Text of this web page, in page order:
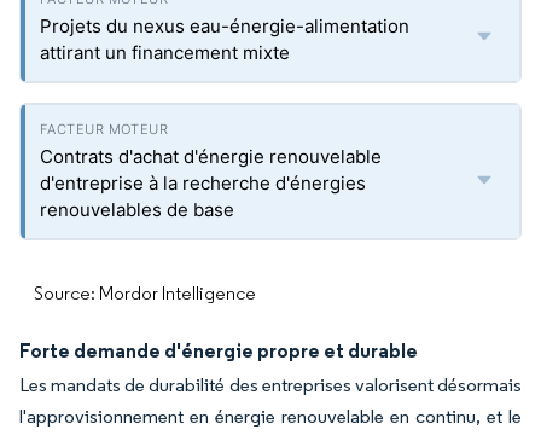
Projets du nexus eau-énergie-alimentation
attirant un financement mixte
Contrats d'achat d'énergie renouvelable
d'entreprise à la recherche d'énergies
renouvelables de base
Source: Mordor Intelligence
Forte demande d'énergie propre et durable
Les mandats de durabilité des entreprises valorisent désormais
l'approvisionnement en énergie renouvelable en continu, et le